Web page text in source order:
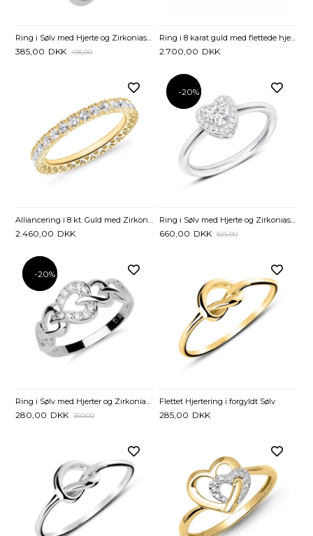
Ring i Sølv med Hjerte og Zirkoniasten
385,00 DKK 495,00
Ring i 8 karat guld med flettede hjerter
2.700,00 DKK
2.460,00 DKK
-20%
-20%
660,00 DKK 825,00
-20%
-20%
Ring i Sølv med Hjerter og Zirkoniasten
280,00 DKK 350,00
Flettet Hjertering i forgyldt Sølv
285,00 DKK